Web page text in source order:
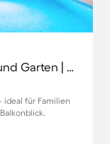
Villa mit Terrasse, privatem Pool und Garten | Gartenblick
ideal für Familien